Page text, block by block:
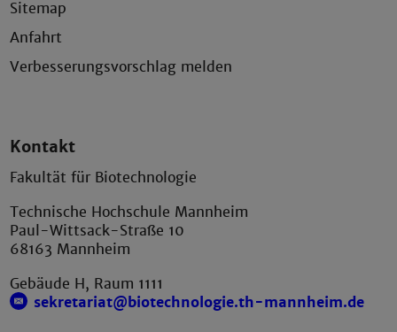
Sitemap
Anfahrt
Verbesserungsvorschlag melden
Kontakt
Fakultät für Biotechnologie
Technische Hochschule Mannheim
Paul-Wittsack-Straße 10
68163 Mannheim
Gebäude H, Raum 1111
sekretariat@biotechnologie.th-mannheim.de